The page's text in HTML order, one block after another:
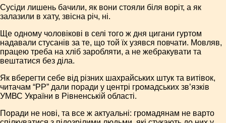
Сусіди лишень бачили, як вони стояли біля воріт, а як
залазили в хату, звісна річ, ні.
Ще одному чоловікові в селі того ж дня цигани гуртом
надавали стусанів за те, що той їх узявся повчати. Мовляв,
працею треба на хліб заробляти, а не жебракувати та
вештатися без діла.
Як вберегти себе від різних шахрайських штук та витівок,
читачам “РР” дали поради у центрі громадських зв’язків
УМВС України в Рівненській області.
Поради не нові, та все ж актуальні: громадянам не варто